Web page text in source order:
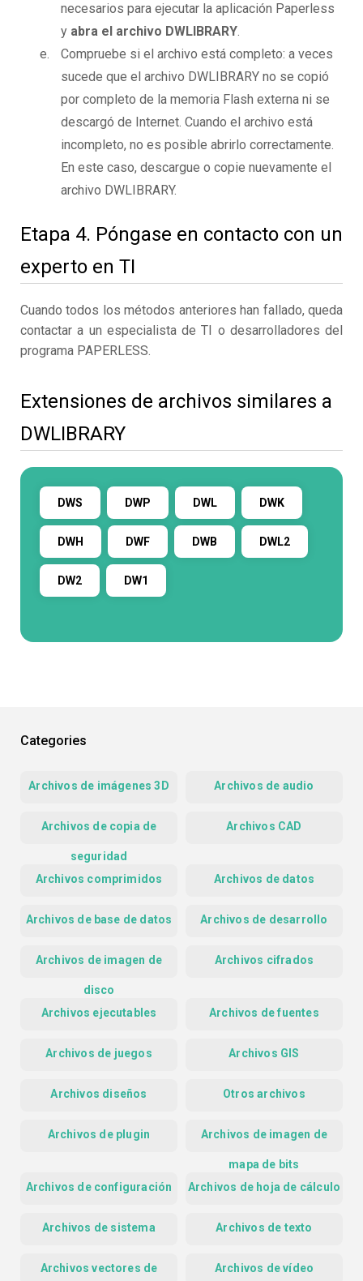
necesarios para ejecutar la aplicación Paperless
y abra el archivo DWLIBRARY.
Compruebe si el archivo está completo: a veces
sucede que el archivo DWLIBRARY no se copió
por completo de la memoria Flash externa ni se
descargó de Internet. Cuando el archivo está
incompleto, no es posible abrirlo correctamente.
En este caso, descargue o copie nuevamente el
archivo DWLIBRARY.
Etapa 4. Póngase en contacto con un
experto en TI
Cuando todos los métodos anteriores han fallado, queda
contactar a un especialista de TI o desarrolladores del
programa PAPERLESS.
Extensiones de archivos similares a
DWLIBRARY
DWS DWP DWL DWK
DWH DWF DWB DWL2
DW2 DW1
Categories
Archivos de imágenes 3D Archivos de audio
Archivos de copia de
seguridad
Archivos CAD
Archivos comprimidos Archivos de datos
Archivos de base de datos Archivos de desarrollo
Archivos de imagen de
disco
Archivos cifrados
Archivos ejecutables Archivos de fuentes
Archivos de juegos Archivos GIS
Archivos diseños Otros archivos
Archivos de plugin Archivos de imagen de
mapa de bits
Archivos de configuración
Archivos de hoja de cálculo
Archivos de sistema Archivos de texto
Archivos vectores de Archivos de vídeo